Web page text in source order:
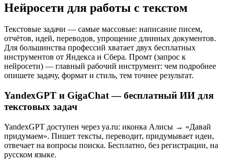
Нейросети для работы с текстом
Текстовые задачи — самые массовые: написание писем,
отчётов, идей, переводов, упрощение длинных документов.
Для большинства профессий хватает двух бесплатных
инструментов от Яндекса и Сбера. Промт (запрос к
нейросети) — главный рабочий инструмент: чем подробнее
опишете задачу, формат и стиль, тем точнее результат.
YandexGPT и GigaChat — бесплатный ИИ для
текстовых задач
YandexGPT доступен через ya.ru: иконка Алисы → «Давай
придумаем». Пишет тексты, переводит, придумывает идеи,
отвечает на вопросы поиска. Бесплатно, без регистрации, на
русском языке.